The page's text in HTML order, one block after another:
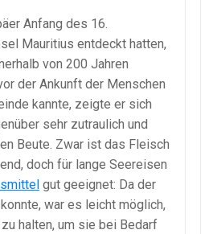
Anfang des 16.
Mauritius entdeckt hatten,
von 200 Jahren
der Ankunft der Menschen
kannte, zeigte er sich
sehr zutraulich und
Beute. Zwar ist das Fleisch
doch für lange Seereisen
gut geeignet: Da der
war es leicht möglich,
halten, um sie bei Bedarf